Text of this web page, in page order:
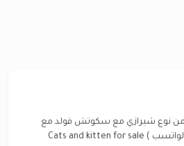
من نوع شيرازي مع سكوتش فولد مع
بريتش الرجاء التواصل على الواتسب Cats and kitten for sale (